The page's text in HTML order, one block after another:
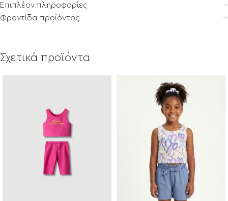
Επιπλέον πληροφορίες
Φροντίδα προϊόντος
Σχετικά προϊόντα